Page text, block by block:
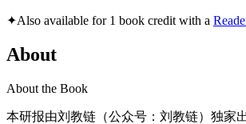
✦Also available for 1 book credit with a
About
About the Book
本研报由刘教链（公众号：刘教链）独家